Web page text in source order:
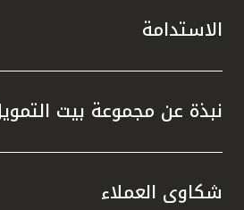
الاستدامة
نبذة عن مجموعة بيت
شكاوى العملاء